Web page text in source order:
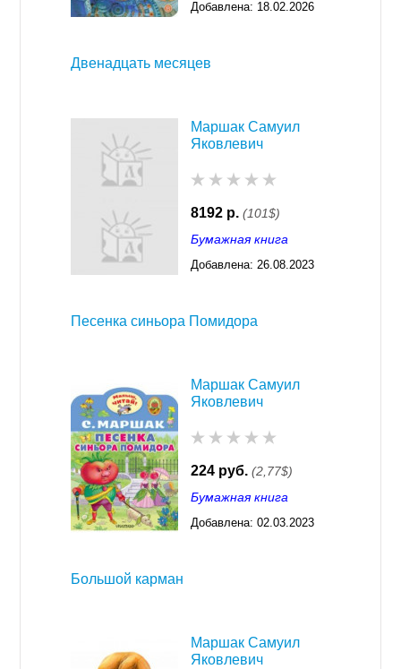
Добавлена: 18.02.2026
Двенадцать месяцев
Маршак Самуил
Яковлевич
8192 р. (101$)
Бумажная книга
Добавлена: 26.08.2023
Песенка синьора Помидора
Маршак Самуил
Яковлевич
224 руб. (2,77$)
Бумажная книга
Добавлена: 02.03.2023
Большой карман
Маршак Самуил
Яковлевич